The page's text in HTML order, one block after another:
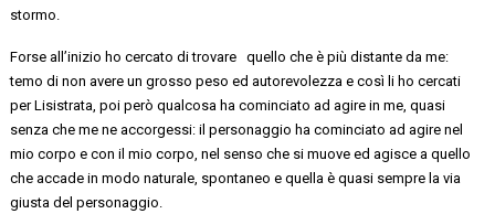
stormo.
Forse all’inizio ho cercato di trovare quello che è più distante da me:
temo di non avere un grosso peso ed autorevolezza e così li ho cercati
per Lisistrata, poi però qualcosa ha cominciato ad agire in me, quasi
senza che me ne accorgessi: il personaggio ha cominciato ad agire nel
mio corpo e con il mio corpo, nel senso che si muove ed agisce a quello
cheaccade in modo naturale, spontaneo e quella è quasi sempre la via
giusta del personaggio.